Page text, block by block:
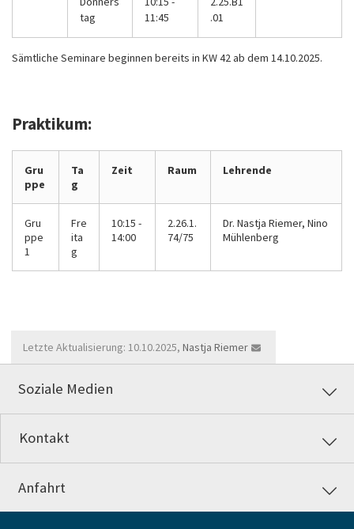
tag
11:45
.01
Sämtliche Seminare beginnen bereits in KW 42 ab dem 14.10.2025.
Praktikum:
Gru
ppe
Ta
g
Zeit Raum Lehrende
Gru
ppe
1
Fre
ita
g
10:15 -
14:00
2.26.1.
74/75
Dr. Nastja Riemer, Nino
Mühlenberg
Letzte Aktualisierung: 10.10.2025, Nastja Riemer
Soziale Medien
Kontakt
Anfahrt